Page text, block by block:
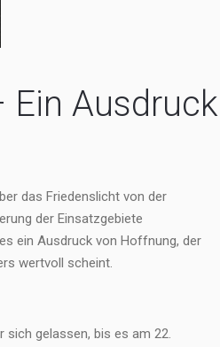
Ein Ausdruck
das Friedenslicht von der
der Einsatzgebiete
ein Ausdruck von Hoffnung, der
wertvoll scheint.
gelassen, bis es am 22.